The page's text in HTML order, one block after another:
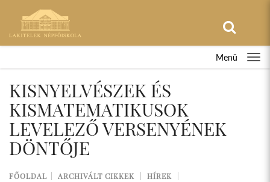
Menü
KISNYELVÉSZEK ÉS
KISMATEMATIKUSOK
LEVELEZŐ VERSENYÉNEK
DÖNTŐJE
FŐOLDAL ARCHIVÁLT CIKKEK
HÍREK